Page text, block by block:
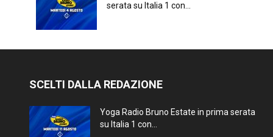
serata su Italia 1 con...
SCELTI DALLA REDAZIONE
Yoga Radio Bruno Estate in prima serata
su Italia 1 con...